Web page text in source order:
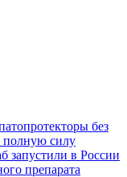
без
полную силу
запустили в России
препарата